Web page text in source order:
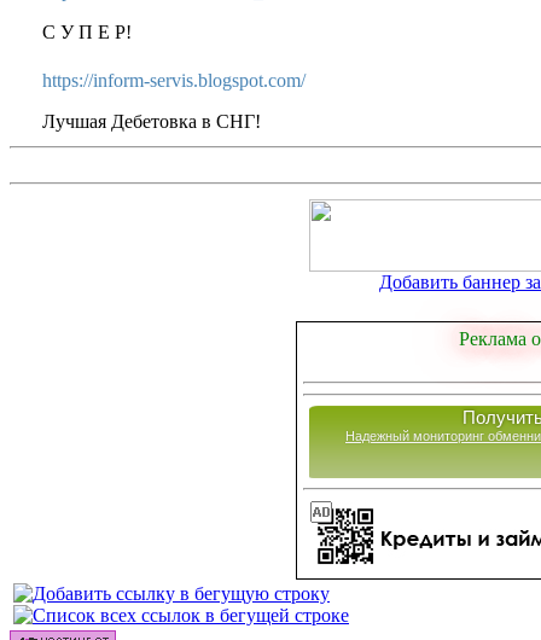
С У П Е Р!
https://inform-servis.blogspot.com/
Лучшая Дебетовка в СНГ!
Добавить баннер
Реклама
Надежный мониторинг